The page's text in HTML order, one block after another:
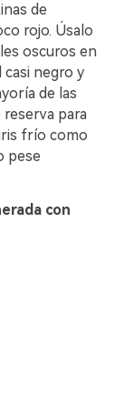
de
rojo. Úsalo
oscuros en
negro y
de las
para
frío como
pese
con